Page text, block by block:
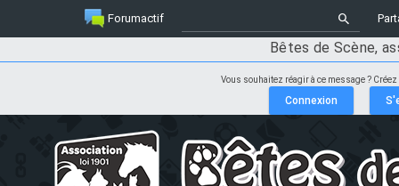
Forumactif
Bêtes de Scène,
Vous souhaitez réagir à ce message ?